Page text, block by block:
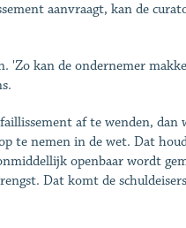
aanvraagt, kan de
'Zo kan de ondernemer
af te wenden, dan
te nemen in de wet. Dat
openbaar wordt
Dat komt de